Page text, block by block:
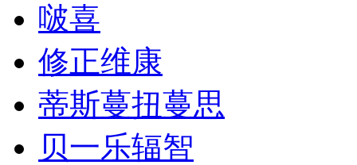
啵喜
修正维康
蒂斯蔓扭蔓思
贝一乐辐智